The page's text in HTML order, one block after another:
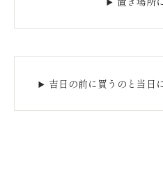
吉日の前に買うのと当日